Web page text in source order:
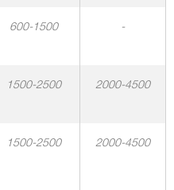
600-1500 -
1500-2500 2000-4500
1500-2500 2000-4500